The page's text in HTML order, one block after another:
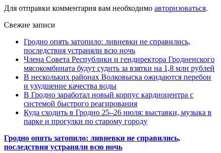
Для отправки комментария вам необходимо авторизоваться.
Свежие записи
Гродно опять затопило: ливневки не справились,
последствия устраняли всю ночь
Члена Совета Республики и гендиректора Гродненского
мясокомбината будут судить за взятки на 1,8 млн рублей
В нескольких районах Волковыска ожидаются перебои
и ухудшение качества воды
В Гродно заработал новый корпус кардиоцентра с
системой быстрого реагирования
Куда сходить в Гродно 25–26 июля: выставки, музыка в
парке и прогулки по старому городу
Гродно опять затопило: ливневки не справились,
последствия устраняли всю ночь